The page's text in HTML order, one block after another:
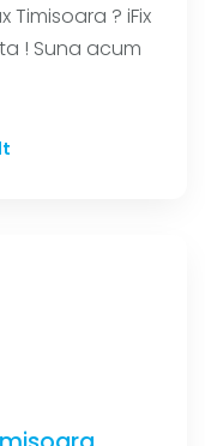
Timisoara ? iFix
! Suna acum